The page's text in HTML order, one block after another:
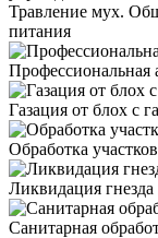
Травление мух.
питания
Профессиональная
Газация от блох с
Обработка
Ликвидация
Санитарная